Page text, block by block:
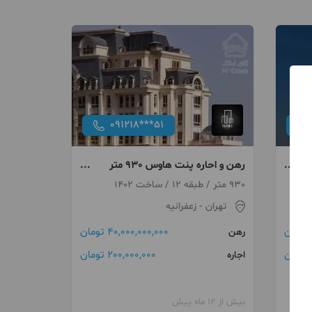
091218***51
رهن و احاره پنت هاوس 930 متر
ویو ابدی 5 خواب در زعفرانیه
930 متر / طبقه 12 / ساخت 1402
تهران - زعفرانیه
رهن
40,000,000,000 تومان
اجاره 200,000,000 تومان
بیش از 12 ماه پیش